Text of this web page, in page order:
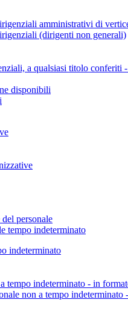
amministrativi di
(dirigenti non generali)
a qualsiasi titolo conferiti
disponibili
personale
tempo indeterminato
indeterminato
tempo indeterminato - in
non a tempo indeterminato